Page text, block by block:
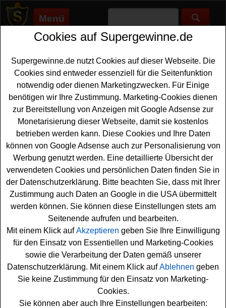
Menü
Supergewinne.de>Gewinnspiele>Technik Gewinnspiele>
Anzeige:
Anzeige:
PC Games Weihnachtsgewinnspiel
Ein kostenlosesPCGames Weihnachtsgewinnspiel in
einer andern Form, als die bekannten Adventskalender.
Bei PC Games können Sie sich auf eine spannende
Weihnachtliche Geschenkejagd begeben und tolle,
hochwertige Preise aus den BereichenGames, Gadgets,
Hardware und mehr gewinnen. Verlost werden
spannende Preise vom Laptop über Monitor bis hin zum
Gaming Chair oder Komplett PC - und Sie können eins
dieserTechnikHighlights abstauben. Am 1. Dezember
können Sie zum Beispiel gleich eine Nintendo Switch
gewinnen. Bis zum 24.12. haben Sie die Chance, die
tollen Preise und Technik gewinnen zu können. Also
begeben Sie sich schnell auf die Suche bei diesem
tollen PC Games Weihnachtsgewinnspiel 2025.
Cookies auf Supergewinne.de
Supergewinne.de nutzt Cookies auf dieser Webseite. Die
Cookies sind entweder essenziell für die Seitenfunktion
notwendig oder dienen Marketingzwecken. Für Einige
benötigen wir Ihre Zustimmung. Marketing-Cookies dienen
zur Bereitstellung von Anzeigen mit Google Adsense zur
Monetarisierung dieser Webseite, damit sie kostenlos
betrieben werden kann. Diese Cookies und Ihre Daten
können von Google Adsense auch zur Personalisierung von
Werbung genutzt werden. Eine detaillierte Übersicht der
verwendeten Cookies und persönlichen Daten finden Sie in
der Datenschutzerklärung. Bitte beachten Sie, dass mit Ihrer
Zustimmung auch Daten an Google in die USA übermittelt
werden können. Sie können diese Einstellungen stets am
Seitenende aufrufen und bearbeiten.
Mit einem Klick aufAkzeptieren geben Sie Ihre Einwilligung
für den Einsatz von Essentiellen und Marketing-Cookies
sowie die Verarbeitung der Daten gemäß unserer
Datenschutzerklärung. Mit einem Klick aufAblehnen geben
Sie keine Zustimmung für den Einsatz von Marketing-
Cookies.
Sie können aber auch Ihre Einstellungen bearbeiten: